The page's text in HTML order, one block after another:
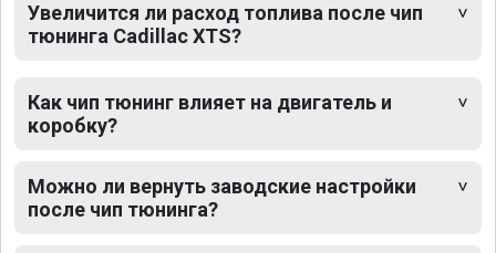
Увеличится ли расход топлива после чип
тюнинга Cadillac XTS?
Как чип тюнинг влияет на двигатель и
коробку?
Можно ли вернуть заводские настройки
после чип тюнинга?